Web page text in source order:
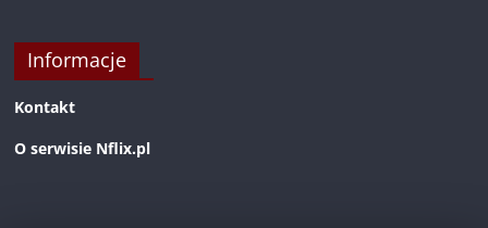
Informacje
Kontakt
O serwisie Nflix.pl